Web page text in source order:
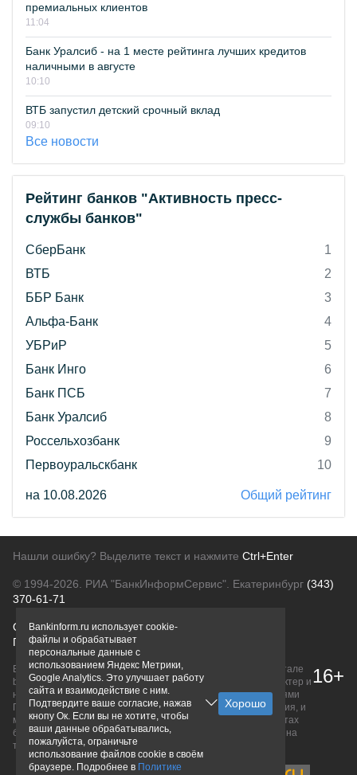
премиальных клиентов
11:04
Банк Уралсиб - на 1 месте рейтинга лучших кредитов
наличными в августе
10:10
ВТБ запустил детский срочный вклад
09:10
Все новости
Рейтинг банков "Активность пресс-
службы банков"
СберБанк
1
ВТБ
2
ББР Банк
3
Альфа-Банк
4
УБРиР
5
Банк Инго
6
Банк ПСБ
7
Банк Уралсиб
8
Россельхозбанк
9
Первоуральскбанк
10
на 10.08.2026 Общий рейтинг
Нашли ошибку? Выделите текст и нажмите Ctrl+Enter
© 1994-2026. РИА "БанкИнформСервис". Екатеринбург (343)
370-61-71
О проектеПолитика конфиденциальности
Правовая информацияДля рекламодателей
Вся информация о продуктах банков, размещенная на портале
bankinform.ru, носит исключительно ознакомительный характер и
не является публичной офертой, определяемой положениями
ГК РФ. Информация не содержит точного и полного описания, и
может быть изменена. Конечные условия уточняйте на сайтах
банков или при личном обращении. Исключительное право на
товарные знаки принадлежит их правообладателям.
16+
Bankinform.ru использует cookie-
файлы и обрабатывает
персональные данные с
использованием Яндекс Метрики,
Google Analytics. Это улучшает работу
сайта и взаимодействие с ним.
Подтвердите ваше согласие, нажав
кнопу Ок. Если вы не хотите, чтобы
ваши данные обрабатывались,
пожалуйста, ограничьте
использование файлов cookie в своём
браузере. Подробнее в Политике